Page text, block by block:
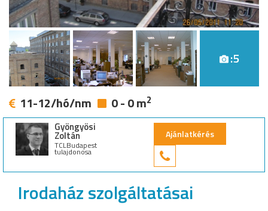
:5
11-12/hó/nm 0 - 0 m2
Gyöngyösi
Zoltán
TCLBudapest
tulajdonosa
Ajánlatkérés
Irodaház szolgáltatásai